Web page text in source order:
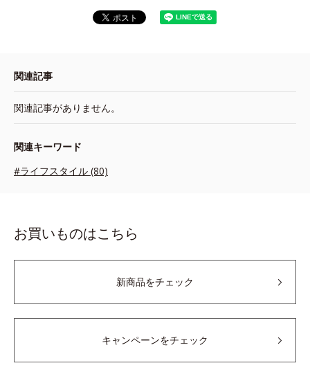
関連記事
関連記事がありません。
関連キーワード
#ライフスタイル (80)
お買いものはこちら
新商品をチェック
キャンペーンをチェック